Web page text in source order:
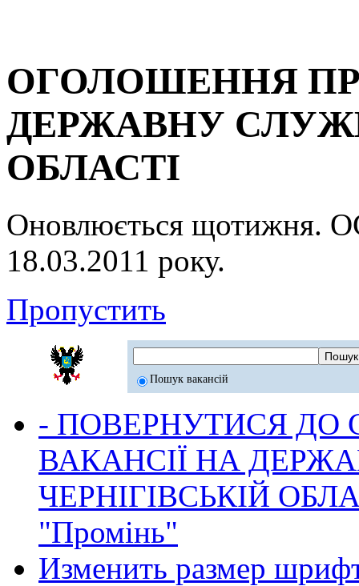
ОГОЛОШЕННЯ
ДЕРЖАВНУ
ОБЛАСТІ
Оновлюється
18.03.2011 року.
Пропустить
Пошук вакансій
- ПОВЕРНУТИСЯ ДО
ВАКАНСІЇ НА
ЧЕРНІГІВСЬКІЙ
"Промінь"
Изменить размер